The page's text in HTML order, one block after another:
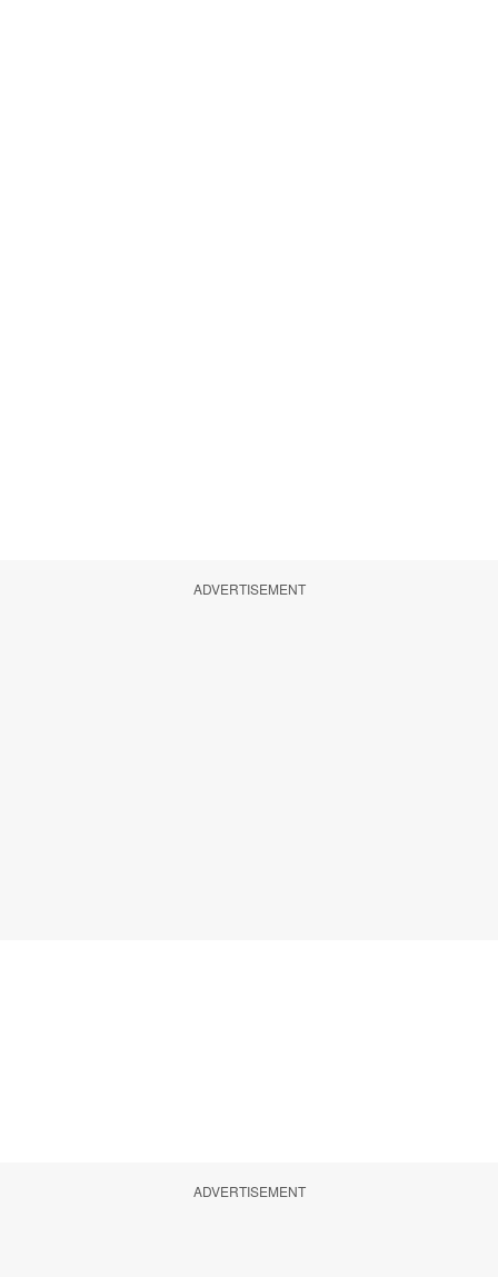
ADVERTISEMENT
ADVERTISEMENT